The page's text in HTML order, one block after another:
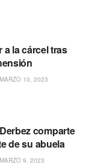
a la cárcel tras
MARZO 10, 2023
comparte
de su abuela
MARZO 9, 2023